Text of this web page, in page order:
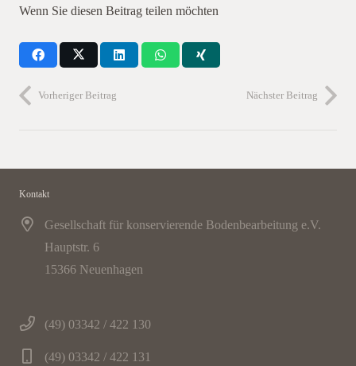
Wenn Sie diesen Beitrag teilen möchten
Vorheriger Beitrag Nächster Beitrag
Kontakt
Gesellschaft für konservierende Bodenbearbeitung e.V.
Hauptstr. 6
15366 Neuenhagen
(49) 03342 / 422 130
(49) 03342 / 422 131